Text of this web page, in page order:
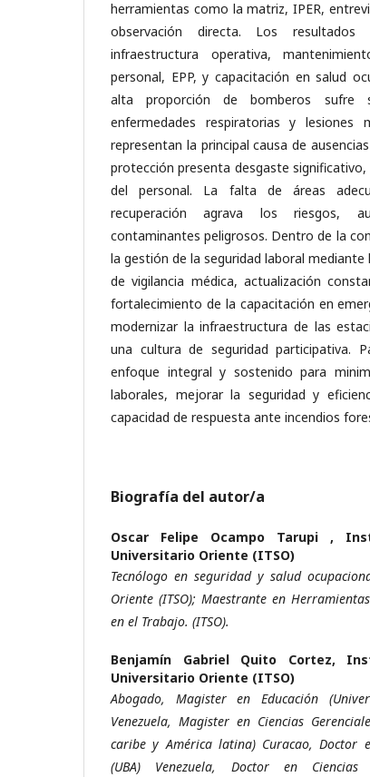
herramientas como la matriz, IPER,
observación directa. Los
infraestructura operativa,
personal, EPP, y capacitación en salud
alta proporción de bomberos sufre
enfermedades respiratorias y lesiones
representan la principal causa de
protección presenta desgaste
del personal. La falta de áreas
recuperación agrava los riesgos,
contaminantes peligrosos. Dentro de la
la gestión de la seguridad laboral
de vigilancia médica, actualización
fortalecimiento de la capacitación en
modernizar la infraestructura de las
una cultura de seguridad participativa.
enfoque integral y sostenido para
laborales, mejorar la seguridad y
capacidad de respuesta ante incendios
Biografía del autor/a
Oscar Felipe Ocampo Tarupi ,
Universitario Oriente (ITSO)
Tecnólogo en seguridad y salud
Oriente (ITSO); Maestrante en
en el Trabajo. (ITSO).
Benjamín Gabriel Quito Cortez,
Universitario Oriente (ITSO)
Abogado, Magister en Educación
Venezuela, Magister en Ciencias
caribe y América latina) Curacao, Doctor
(UBA) Venezuela, Doctor en Ciencias